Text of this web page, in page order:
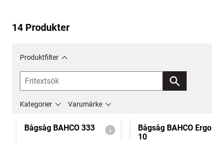
14 Produkter
Produktfilter
Kategorier Varumärke
Bågsåg BAHCO 333
Bågsåg BAHCO Ergo
10